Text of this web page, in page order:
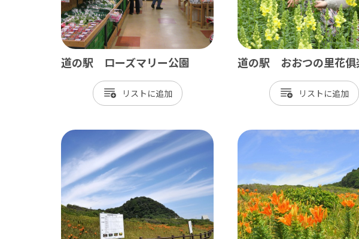
鋸南町
道の駅 ローズマリー公園
リスト
道の駅 おおつの里花俱
リスト